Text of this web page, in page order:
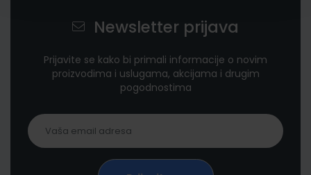
Newsletter prijava
Prijavite se kako bi primali informacije o novim
proizvodima i uslugama, akcijama i drugim
pogodnostima